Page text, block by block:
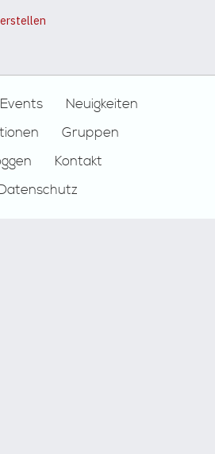
Events
Neuigkeiten
Gruppen
Kontakt